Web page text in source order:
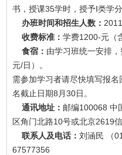
书，授课35学时，授予Ⅰ类学
办班时间和招生人数：
收费标准：学费1200-元（
食宿： 由学习班统一安排
元/日）。
需参加学习者请尽快填写报
名截止日期8月30日。
通讯地址： 邮编100068 中
区角门北路10号或北京2619信
联系人及电话：刘涵民 （
67577356